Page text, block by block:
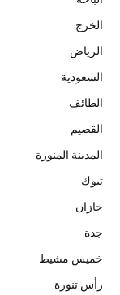
الخرج
الرياض
السعودية
الطائف
القصيم
المدينة المنورة
تبوك
جازان
جدة
خميس مشيط
رأس تنورة